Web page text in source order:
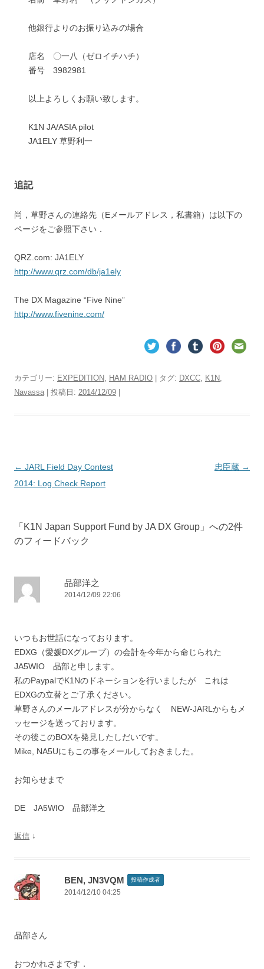
他銀行よりのお振り込みの場合
店名 〇一八（ゼロイチハチ）
番号 3982981
以上よろしくお願い致します。
K1N JA/ASIA pilot
JA1ELY 草野利一
追記
尚，草野さんの連絡先（Eメールアドレス，私書箱）は以下の
ページをご参照下さい．
QRZ.com: JA1ELY
http://www.qrz.com/db/ja1ely
The DX Magazine “Five Nine”
http://www.fivenine.com/
カテゴリー: EXPEDITION HAM RADIO | タグ: DXCC K1N
Navassa | 投稿日: 2014/12/09
投
稿
ン
← JARL Field Day Contest
2014: Log Check Report
忠臣蔵 →
「 K1N Japan Support Fund by JA DX Group 」への2件
のフィードバック
品部洋之
2014/12/09 22:06
いつもお世話になっております。
EDXG（愛媛DXグループ）の会計を今年から命じられた
JA5WIO 品部と申します。
私のPaypalでK1Nのドネーションを行いましたが これは
EDXGの立替とご了承ください。
草野さんのメールアドレスが分からなく NEW-JARLからもメ
ッセージを送っております。
その後このBOXを発見したしだいです。
Mike, NA5Uにもこの事をメールしておきました。
お知らせまで
DE JA5WIO 品部洋之
返信 ↓
BEN, JN3VQM 投稿作成者
2014/12/10 04:25
品部さん
おつかれさまです．